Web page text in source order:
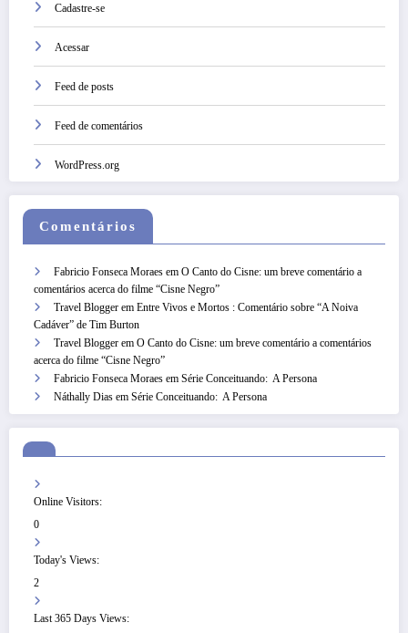
Cadastre-se
Acessar
Feed de posts
Feed de comentários
WordPress.org
Comentários
Fabricio Fonseca Moraes em O Canto do Cisne: um breve comentário a
comentários acerca do filme “Cisne Negro”
Travel Blogger em Entre Vivos e Mortos : Comentário sobre “A Noiva
Cadáver” de Tim Burton
Travel Blogger em O Canto do Cisne: um breve comentário a comentários
acerca do filme “Cisne Negro”
Fabricio Fonseca Moraes em Série Conceituando: A Persona
Náthally Dias em Série Conceituando: A Persona
Online Visitors:
0
Today's Views:
2
Last 365 Days Views: